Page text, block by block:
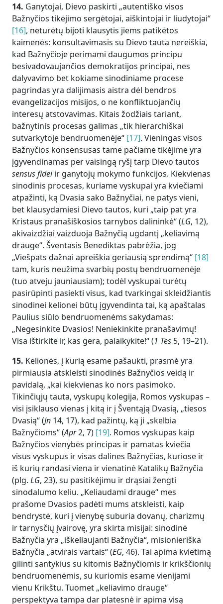
14. Ganytojai, Dievo paskirti „autentiško visos
Bažnyčios tikėjimo sergėtojai, aiškintojai ir liudytojai“
[16], neturėtų bijoti klausytis jiems patikėtos
kaimenės: konsultavimasis su Dievo tauta nereiškia,
kad Bažnyčioje perimami daugumos principu
besivadovaujančios demokratijos principai, nes
dalyvavimo bet kokiame sinodiniame procese
pagrindas yra dalijimasis aistra dėl bendros
evangelizacijos misijos, o ne konfliktuojančių
interesų atstovavimas. Kitais žodžiais tariant,
bažnytinis procesas galimas „tik hierarchiškai
sutvarkytoje bendruomenėje“ [17]. Vieningas visos
Bažnyčios konsensusas tame pačiame tikėjime yra
įgyvendinamas per vaisingą ryšį tarp Dievo tautos
sensus fideiir ganytojų mokymo funkcijos. Kiekvienas
sinodinis procesas, kuriame vyskupai yra kviečiami
atpažinti, ką Dvasia sako Bažnyčiai, ne patys vieni,
bet klausydamiesi Dievo tautos, kuri „taip pat yra
Kristaus pranašiškosios tarnybos dalininkė“ (LG, 12),
akivaizdžiai vaizduoja Bažnyčią ugdantį „keliavimą
drauge“. Šventasis Benediktas pabrėžia, jog
„Viešpats dažnai apreiškia geriausią sprendimą“ [18]
tam, kuris neužima svarbių postų bendruomenėje
(tuo atveju jauniausiam); todėl vyskupai turėtų
pasirūpinti pasiekti visus, kad tvarkingai skleidžiantis
sinodinei kelionei būtų įgyvendinta tai, ką apaštalas
Paulius siūlo bendruomenėms sakydamas:
„Negesinkite Dvasios! Neniekinkite pranašavimų!
Visa ištirkite ir, kas gera, palaikykite!“ (1 Tes 5, 19–21).
15. Kelionės, į kurią esame pašaukti, prasmė yra
pirmiausia atskleisti sinodinės Bažnyčios veidą ir
pavidalą, „kai kiekvienas ko nors pasimoko.
Tikinčiųjų tauta, vyskupų kolegija, Romos vyskupas –
visi įsiklauso vienas į kitą ir į Šventąją Dvasią, „tiesos
Dvasią“ (Jn 14, 17), kad pažintų, ką ji „skelbia
Bažnyčioms“ (Apr2, 7) [19]. Romos vyskupas kaip
Bažnyčios vienybės principas ir pamatas kviečia
visus vyskupus ir visas dalines Bažnyčias, kuriose ir
iš kurių randasi viena ir vienatinė Katalikų Bažnyčia
(plg. LG, 23), su pasitikėjimu ir drąsiai žengti
sinodalumo keliu. „Keliaudami drauge“ mes
prašome Dvasios padėti mums atskleisti, kaip
bendrystė, kuri į vienybę suburia dovanų, charizmų
ir tarnysčių įvairovę, yra skirta misijai: sinodinė
Bažnyčia yra „iškeliaujanti Bažnyčia“, misionieriška
Bažnyčia „atvirais vartais“ (EG, 46). Tai apima kvietimą
gilinti santykius su kitomis Bažnyčiomis ir krikščionių
bendruomenėmis, su kuriomis esame vienijami
vienu Krikštu. Tuomet „keliavimo drauge“
perspektyva tampa dar platesnė ir apima visą